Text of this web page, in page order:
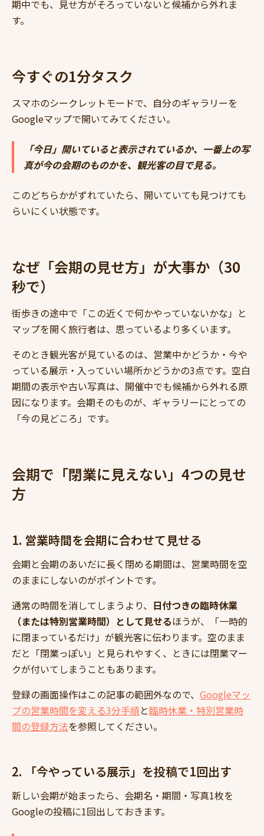
期中でも、見せ方がそろっていないと候補から外れま
す。
今すぐの1分タスク
スマホのシークレットモードで、自分のギャラリーを
Googleマップで開いてみてください。
「今日」開いていると表示されているか、一番上の写
真が今の会期のものかを、観光客の目で見る。
このどちらかがずれていたら、開いていても見つけても
らいにくい状態です。
なぜ「会期の見せ方」が大事か（30
秒で）
街歩きの途中で「この近くで何かやっていないかな」と
マップを開く旅行者は、思っているより多くいます。
そのとき観光客が見ているのは、営業中かどうか・今や
っている展示・入っていい場所かどうかの3点です。空白
期間の表示や古い写真は、開催中でも候補から外れる原
因になります。会期そのものが、ギャラリーにとっての
「今の見どころ」です。
会期で「閉業に見えない」4つの見せ
方
1. 営業時間を会期に合わせて見せる
会期と会期のあいだに長く閉める期間は、営業時間を空
のままにしないのがポイントです。
通常の時間を消してしまうより、 日付つきの臨時休業
（または特別営業時間）として見せるほうが、「一時的
に閉まっているだけ」が観光客に伝わります。空のまま
だと「閉業っぽい」と見られやすく、ときには閉業マー
クが付いてしまうこともあります。
登録の画面操作はこの記事の範囲外なので、 Googleマッ
プの営業時間を変える3分手順と臨時休業・特別営業時
間の登録方法を参照してください。
2. 「今やっている展示」を投稿で1回出す
新しい会期が始まったら、会期名・期間・写真1枚を
Googleの投稿に1回出しておきます。